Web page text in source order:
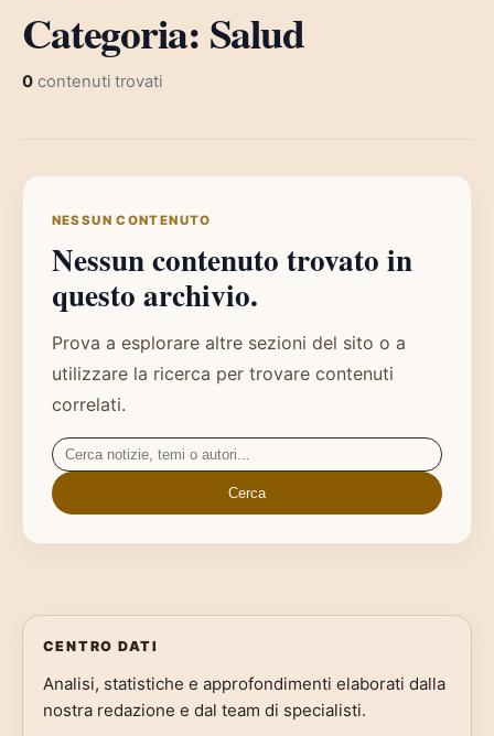
Categoria: Salud
0 contenuti trovati
NESSUN CONTENUTO
Nessun contenuto trovato in
questo archivio.
Prova a esplorare altre sezioni del sito o a
utilizzare la ricerca per trovare contenuti
correlati.
Cerca:
Cerca
CENTRO DATI
Analisi, statistiche e approfondimenti elaborati dalla
nostra redazione e dal team di specialisti.